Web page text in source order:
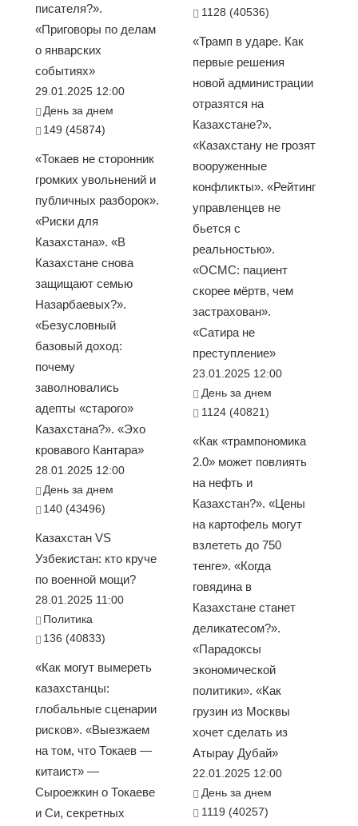
писателя?».
«Приговоры по делам
о январских
событиях»
29.01.2025 12:00
День за днем
149 (45874)
«Токаев не сторонник
громких увольнений и
публичных разборок».
«Риски для
Казахстана». «В
Казахстане снова
защищают семью
Назарбаевых?».
«Безусловный
базовый доход:
почему
заволновались
адепты «старого»
Казахстана?». «Эхо
кровавого Кантара»
28.01.2025 12:00
День за днем
140 (43496)
Казахстан VS
Узбекистан: кто круче
по военной мощи?
28.01.2025 11:00
Политика
136 (40833)
«Как могут вымереть
казахстанцы:
глобальные сценарии
рисков». «Выезжаем
на том, что Токаев —
китаист» —
Сыроежкин о Токаеве
и Си, секретных
1128 (40536)
«Трамп в ударе. Как
первые решения
новой администрации
отразятся на
Казахстане?».
«Казахстану не грозят
вооруженные
конфликты». «Рейтинг
управленцев не
бьется с
реальностью».
«ОСМС: пациент
скорее мёртв, чем
застрахован».
«Сатира не
преступление»
23.01.2025 12:00
День за днем
1124 (40821)
«Как «трампономика
2.0» может повлиять
на нефть и
Казахстан?». «Цены
на картофель могут
взлететь до 750
тенге». «Когда
говядина в
Казахстане станет
деликатесом?».
«Парадоксы
экономической
политики». «Как
грузин из Москвы
хочет сделать из
Атырау Дубай»
22.01.2025 12:00
День за днем
1119 (40257)